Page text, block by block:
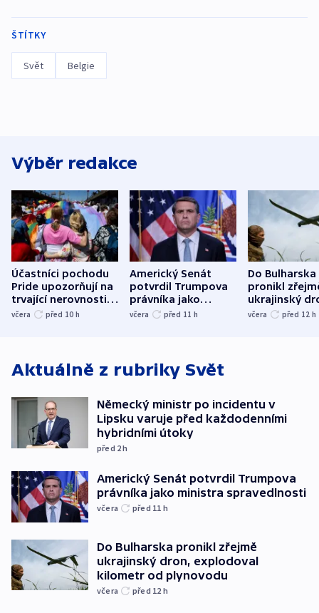
ŠTÍTKY
Svět Belgie
Výběr redakce
Účastníci pochodu
Pride upozorňují na
trvající nerovnosti i
společenskou
včera před 10 h
Americký Senát
potvrdil Trumpova
právníka jako
ministra
včera před 11 h
Do Bulharska
pronikl
ukrajinský
explodoval
včera před 12 h
Aktuálně z rubriky Svět
Německý ministr po incidentu v
Lipsku varuje před každodenními
hybridními útoky
před 2h
Americký Senát potvrdil Trumpova
právníka jako ministra spravedlnosti
včera před 11 h
Do Bulharska pronikl zřejmě
ukrajinský dron, explodoval
kilometr od plynovodu
včera před 12 h